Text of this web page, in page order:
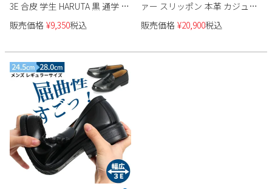
新規会員登録
会社概要
プライバシーポリシー
特定商取引法に基づく表示
3E 合皮 学生 HARUTA 黒 通学 靴
通勤 ブラック ジャマイカ クロ
ブラウン 高校生 中学生 レギュ
ーマル セレモニー 【サイズ交
換OK】
販売価格 ¥9,350税込
ァー スリッポン 本革 カジュア
ルシューズ 707XL 708XL 709XL
ブラック ダークブラウン 日本
販売価格 ¥20,900税込